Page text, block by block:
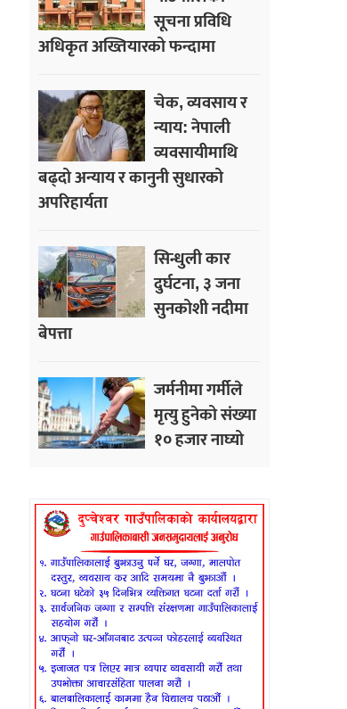
सूचना प्रविधि
अधिकृत अख्तियारको फन्दामा
चेक, व्यवसाय र
न्याय: नेपाली
व्यवसायीमाथि
बढ्दो अन्याय र कानुनी सुधारको
अपरिहार्यता
सिन्धुली कार
दुर्घटना, ३ जना
सुनकोशी नदीमा
बेपत्ता
जर्मनीमा गर्मीले
मृत्यु हुनेको संख्या
१० हजार नाघ्यो